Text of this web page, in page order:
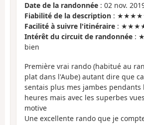
Date de la randonnée : 02 nov.
Fiabilité de la description :
Facilité à suivre l'itinéraire :
Intérêt du circuit de randonnée :
bien
Première vrai rando (habitué au
plat dans l'Aube) autant dire que
sentais plus mes jambes pendants
heures mais avec les superbes
motive
Une excellente rando que je